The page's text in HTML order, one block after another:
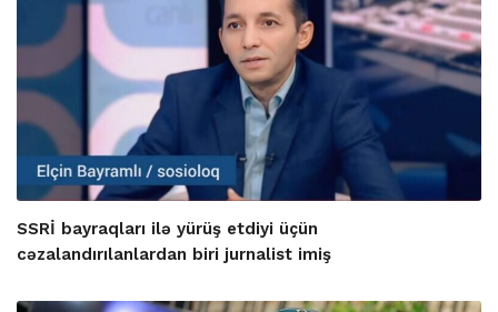
SSRİ bayraqları ilə yürüş etdiyi üçün
cəzalandırılanlardan biri jurnalist imiş